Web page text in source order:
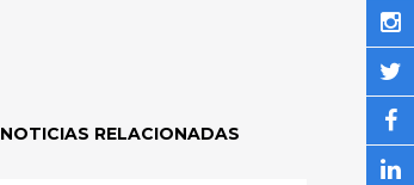
NOTICIAS RELACIONADAS